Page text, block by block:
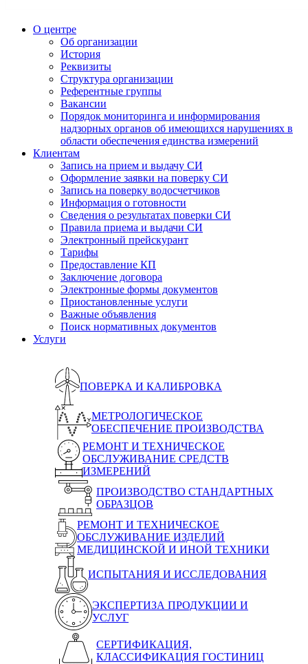
О центре
Об организации
История
Реквизиты
Структура организации
Референтные группы
Вакансии
Порядок мониторинга и информирования
надзорных органов об имеющихся нарушениях в
области обеспечения единства измерений
Клиентам
Запись на прием и выдачу СИ
Оформление заявки на поверку СИ
Запись на поверку водосчетчиков
Информация о готовности
Сведения о результатах поверки СИ
Правила приема и выдачи СИ
Электронный прейскурант
Тарифы
Предоставление КП
Заключение договора
Электронные формы документов
Приостановленные услуги
Важные объявления
Поиск нормативных документов
Услуги
ПОВЕРКА И КАЛИБРОВКА
МЕТРОЛОГИЧЕСКОЕ
ОБЕСПЕЧЕНИЕ ПРОИЗВОДСТВА
РЕМОНТ И ТЕХНИЧЕСКОЕ
ОБСЛУЖИВАНИЕ СРЕДСТВ
ИЗМЕРЕНИЙ
ПРОИЗВОДСТВО СТАНДАРТНЫХ
ОБРАЗЦОВ
РЕМОНТ И ТЕХНИЧЕСКОЕ
ОБСЛУЖИВАНИЕ ИЗДЕЛИЙ
МЕДИЦИНСКОЙ И ИНОЙ ТЕХНИКИ
ИСПЫТАНИЯ И ИССЛЕДОВАНИЯ
ЭКСПЕРТИЗА ПРОДУКЦИИ И
УСЛУГ
СЕРТИФИКАЦИЯ,
КЛАССИФИКАЦИЯ ГОСТИНИЦ